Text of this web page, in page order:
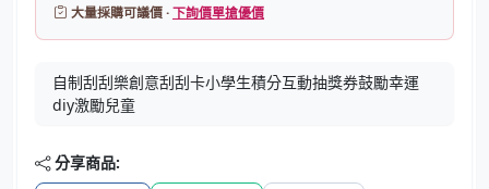
大量採購可議價 ·下詢價單搶優價
自制刮刮樂創意刮刮卡小學生積分互動抽獎券鼓勵幸運
diy激勵兒童
分享商品: